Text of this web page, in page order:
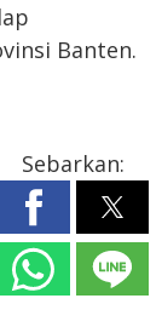
Banten.
Sebarkan: